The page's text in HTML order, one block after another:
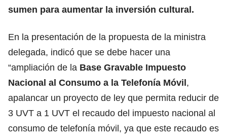
sumen para aumentar la inversión cultural.
En la presentación de la propuesta de la ministra
delegada, indicó que se debe hacer una
“ampliación de la Base Gravable Impuesto
Nacional al Consumo a la Telefonía Móvil,
apalancar un proyecto de ley que permita reducir de
3 UVT a 1 UVT el recaudo del impuesto nacional al
consumo de telefonía móvil, ya que este recaudo es